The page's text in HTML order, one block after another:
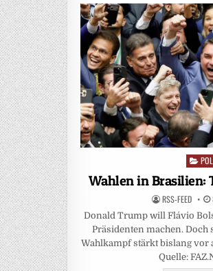
in
Wahlen in Brasilien:
RSS-FEED
Donald Trump will Flávio
Präsidenten machen.
Wahlkampf stärkt bislang vor
Quelle: